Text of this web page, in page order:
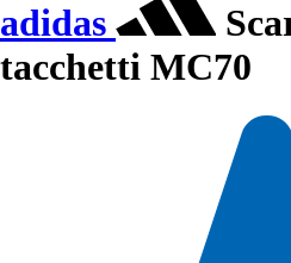
adidas
tacchetti MC70